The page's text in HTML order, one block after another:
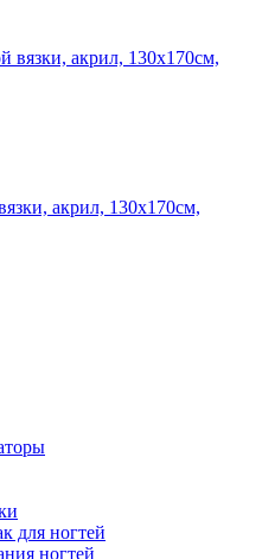
акрил, 130х170см,
для ногтей
ногтей